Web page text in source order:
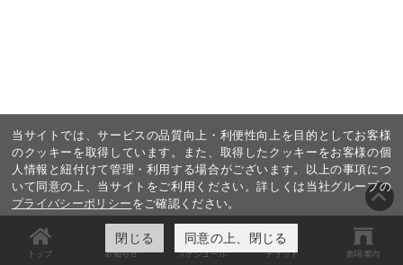
トップ お知らせ スケジュール チケット 劇場案内
当サイトでは、サービスの品質向上・利便性向上を目的としてお客様
のクッキーを取得しています。また、取得したクッキーをお客様の個
人情報と紐付けて管理・利用する場合がございます。以上の事項につ
いて同意の上、当サイトをご利用ください。詳しくは当社グループの
プライバシーポリシーをご確認ください。
閉じる 同意の上、閉じる